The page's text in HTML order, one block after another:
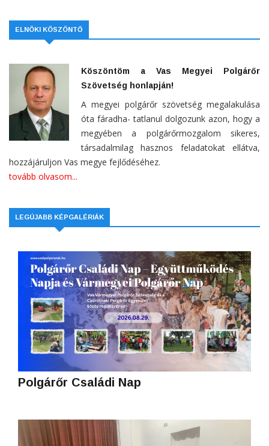
ELNÖKI KÖSZÖNTŐ
Köszöntöm a Vas Megyei Polgárőr
Szövetség honlapján!
A megyei polgárőr szövetség megalakulása
óta fáradha- tatlanul dolgozunk azon, hogy a
megyében a polgárőrmozgalom sikeres,
társadalmilag hasznos feladatokat ellátva,
hozzájáruljon Vas megye fejlődéséhez.
tovább olvasom...
LEGÚJABB KÉPGALÉRIÁK
Polgárőr Családi Nap